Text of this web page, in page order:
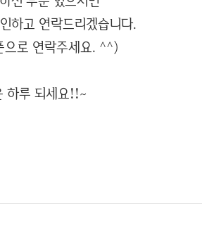
하고 연락드리겠습니다.
으로 연락주세요. ^^)
하루 되세요!!~